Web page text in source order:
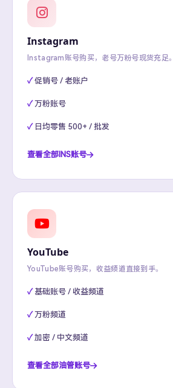
Instagram
Instagram账号购买，老号万粉号现货充足。
促销号 / 老账户
万粉账号
日均零售 500+ / 批发
查看全部INS账号
YouTube
YouTube账号购买，收益频道直接到手。
基础账号 / 收益频道
万粉频道
加密 / 中文频道
查看全部油管账号